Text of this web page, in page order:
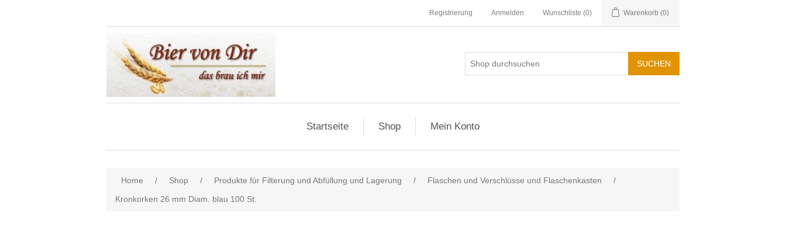
Registrierung Anmelden Wunschliste (0) Warenkorb (0)
Startseite Shop Mein Konto
Home / Shop / Produkte für Filterung und Abfüllung und Lagerung / Flaschen und Verschlüsse und Flaschenkasten
/
Kronkorken 26 mm Diam. blau 100 St.